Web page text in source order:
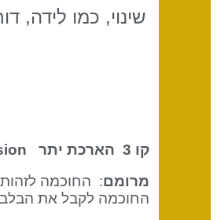
שינוי, כמו לידה,
קו 3 הארכת יתר
מרומם: החוכמה
החוכמה לקבל את